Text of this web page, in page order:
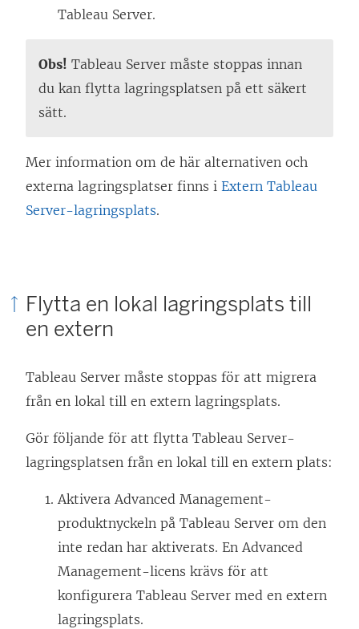
Tableau Server.
Obs! Tableau Server måste stoppas innan
du kan flytta lagringsplatsen på ett säkert
sätt.
Mer information om de här alternativen och
externa lagringsplatser finns i Extern Tableau
Server-lagringsplats.
Flytta en lokal lagringsplats till
en extern
Tableau Server måste stoppas för att migrera
från en lokal till en extern lagringsplats.
Gör följande för att flytta Tableau Server-
lagringsplatsen från en lokal till en extern plats:
AktiveraAdvanced Management-
produktnyckeln på Tableau Server om den
inte redan har aktiverats. EnAdvanced
Management-licens krävs för att
konfigurera Tableau Server med en extern
lagringsplats.